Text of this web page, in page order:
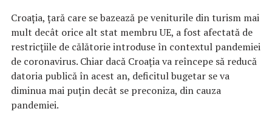
Croaţia, ţară care se bazează pe veniturile din turism mai
mult decât orice alt stat membru UE, a fost afectată de
restricţiile de călătorie introduse în contextul pandemiei
de coronavirus. Chiar dacă Croaţia va reîncepe să reducă
datoria publică în acest an, deficitul bugetar se va
diminua mai puţin decât se preconiza, din cauza
pandemiei.